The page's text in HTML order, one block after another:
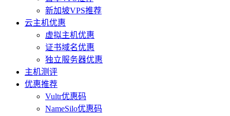
新加坡VPS推荐
云主机优惠
虚拟主机优惠
证书域名优惠
独立服务器优惠
主机测评
优惠推荐
Vultr优惠码
NameSilo优惠码